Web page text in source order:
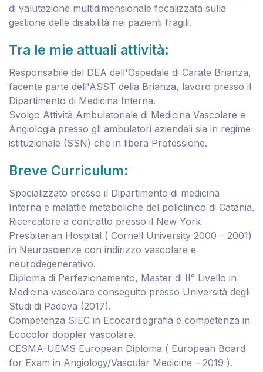
di valutazione multidimensionale focalizzata sulla
gestione delle disabilità nei pazienti fragili.
Tra le mie attuali attività:
Responsabile del DEA dell'Ospedale di Carate Brianza,
facente parte dell'ASST della Brianza, lavoro presso il
Dipartimento di Medicina Interna.
Svolgo Attività Ambulatoriale di Medicina Vascolare e
Angiologia presso gli ambulatori aziendali sia in regime
istituzionale (SSN) che in libera Professione.
Breve Curriculum:
Specializzato presso il Dipartimento di medicina
Interna e malattie metaboliche del policlinico di Catania.
Ricercatore a contratto presso il New York
Presbiterian Hospital ( Cornell University 2000 – 2001)
in Neuroscienze con indirizzo vascolare e
neurodegenerativo.
Diploma di Perfezionamento, Master di II° Livello in
Medicina vascolare conseguito presso Università degli
Studi di Padova (2017).
Competenza SIEC in Ecocardiografia e competenza in
Ecocolor doppler vascolare.
CESMA-UEMS European Diploma ( European Board
for Exam in Angiology/Vascular Medicine – 2019 ).